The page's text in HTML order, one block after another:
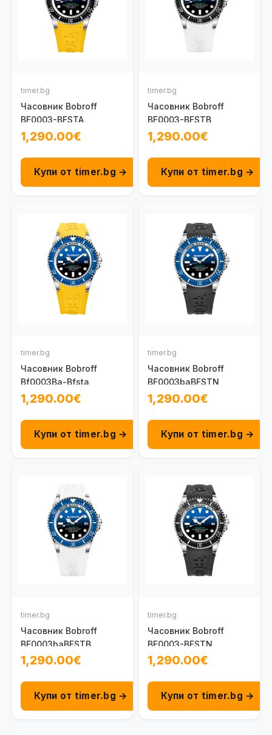
timer.bg
Часовник Bobroff
BF0003-BFSTA
1,290.00€
Купи от timer.bg →
timer.bg
Часовник Bobroff
BF0003-BFSTB
1,290.00€
Купи от timer.bg →
timer.bg
Часовник Bobroff
Bf0003Ba-Bfsta
1,290.00€
Купи от timer.bg →
timer.bg
Часовник Bobroff
BF0003baBFSTN
1,290.00€
Купи от timer.bg →
timer.bg
Часовник Bobroff
BF0003baBFSTB
1,290.00€
Купи от timer.bg →
timer.bg
Часовник Bobroff
BF0003-BFSTN
1,290.00€
Купи от timer.bg →